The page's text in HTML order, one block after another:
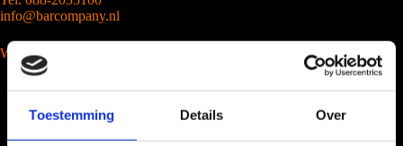
Toestemming Details Over
info@barcompany.nl
Wij werken landelijk